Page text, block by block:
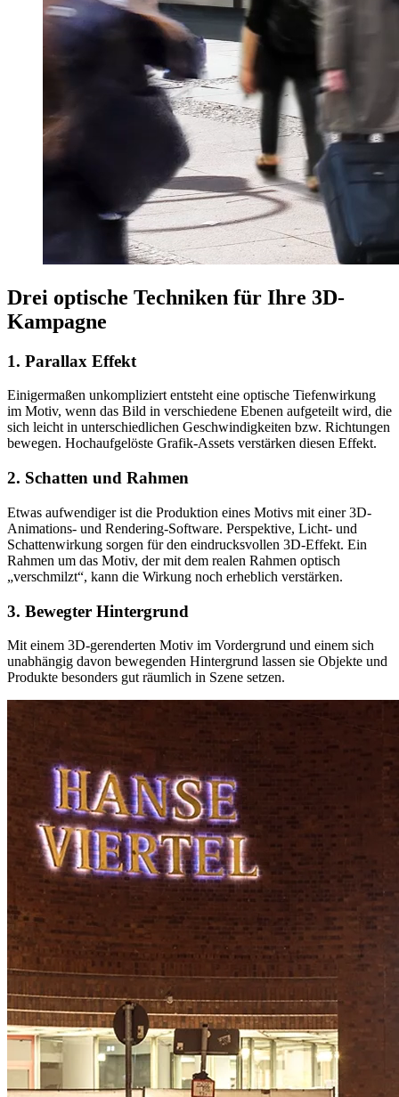
Drei optische Techniken für Ihre 3D-
Kampagne
1. Parallax Effekt
Einigermaßen unkompliziert entsteht eine optische Tiefenwirkung
im Motiv, wenn das Bild in verschiedene Ebenen aufgeteilt wird, die
sich leicht in unterschiedlichen Geschwindigkeiten bzw. Richtungen
bewegen. Hochaufgelöste Grafik-Assets verstärken diesen Effekt.
2. Schatten und Rahmen
Etwas aufwendiger ist die Produktion eines Motivs mit einer 3D-
Animations- und Rendering-Software. Perspektive, Licht- und
Schattenwirkung sorgen für den eindrucksvollen 3D-Effekt. Ein
Rahmen um das Motiv, der mit dem realen Rahmen optisch
„verschmilzt“, kann die Wirkung noch erheblich verstärken.
3. Bewegter Hintergrund
Mit einem 3D-gerenderten Motiv im Vordergrund und einem sich
unabhängig davon bewegenden Hintergrund lassen sie Objekte und
Produkte besonders gut räumlich in Szene setzen.